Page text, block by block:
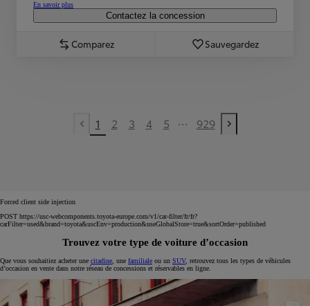
En savoir plus
Contactez la concession
Comparez Sauvegardez
Previous page
1 2 3 4 5 ... 929
Next page
Forced client side injection
POST https://usc-webcomponents.toyota-europe.com/v1/car-filter/fr/fr?
carFilter=used&brand=toyota&uscEnv=production&useGlobalStore=true&sortOrder=published
Trouvez votre type de voiture d’occasion
Que vous souhaitiez acheter une citadine , une familiale ou un SUV, retrouvez tous les types de véhicules
d’occasion en vente dans notre réseau de concessions et réservables en ligne.